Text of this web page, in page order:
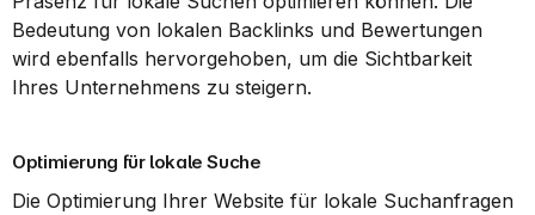
Bedeutung von lokalen Backlinks und Bewertungen
wird ebenfalls hervorgehoben, um die Sichtbarkeit
Ihres Unternehmens zu steigern.
Optimierung für lokale Suche
Die Optimierung Ihrer Website für lokale Suchanfragen